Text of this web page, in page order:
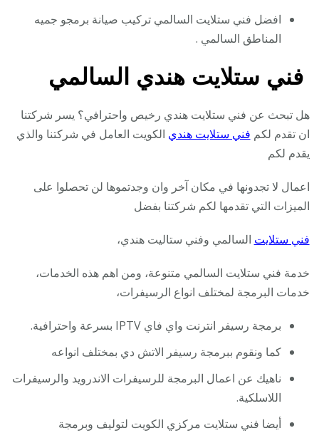
افضل فني ستلايت السالمي تركيب صيانة برمجو جميه
المناطق السالمي .
فني ستلايت هندي السالمي
هل تبحث عن فني ستلايت هندي رخيص واحترافي؟ يسر شركتنا
ان تقدم لكم فني ستلايت هندي الكويت العامل في شركتنا والذي
يقدم لكم
اعمال لا تجدونها في مكان آخر وان وجدتموها لن تحصلوا على
الميزات التي تقدمها لكم شركتنا بفضل
فني ستلايت السالمي وفني ستاليت هندي،
خدمة فني ستلايت السالمي متنوعة، ومن اهم هذه الخدمات،
خدمات البرمجة لمختلف انواع الرسيفرات،
برمجة رسيفر انترنت واي فاي IPTV بسرعة واحترافية.
كما ونقوم ببرمجة رسيفر الاتش دي بمختلف انواعه
ناهيك عن اعمال البرمجة للرسيفرات الاندرويد والرسيفرات
اللاسلكية.
أيضا فني ستلايت مركزي الكويت لتوليف وبرمجة